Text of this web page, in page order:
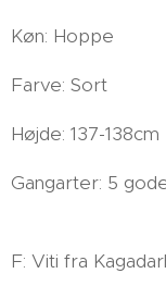
Køn: Hoppe
Farve: Sort
Højde: 137-138cm
Gangarter: 5
F: Viti fra